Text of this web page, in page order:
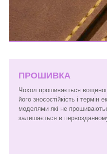
ПРОШИВКА
Чохол прошивається
його зносостійкість і термін
моделями які не
залишається в